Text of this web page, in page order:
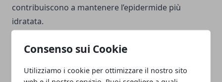
Consenso sui Cookie
Utilizziamo i cookie per ottimizzare il nostro sito
contribuiscono a mantenere l’epidermide più
idratata.
Ci riferiamo, innanzitutto, allafrutta
porzioni quotidiane, divise tra pasti principali e